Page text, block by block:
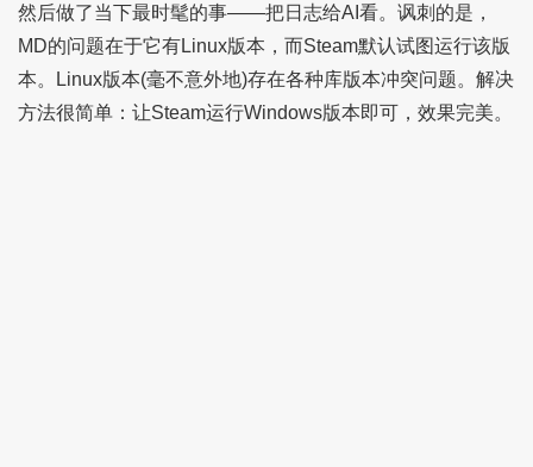
然后做了当下最时髦的事——把日志给AI看。讽刺的是，
MD的问题在于它有Linux版本，而Steam默认试图运行该版
本。Linux版本(毫不意外地)存在各种库版本冲突问题。解决
方法很简单：让Steam运行Windows版本即可，效果完美。